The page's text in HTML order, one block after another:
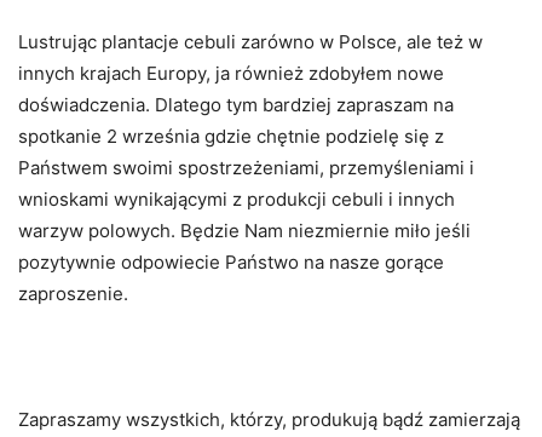
Lustrując plantacje cebuli zarówno w Polsce, ale też w
innych krajach Europy, ja również zdobyłem nowe
doświadczenia. Dlatego tym bardziej zapraszam na
spotkanie 2 września gdzie chętnie podzielę się z
Państwem swoimi spostrzeżeniami, przemyśleniami i
wnioskami wynikającymi z produkcji cebuli i innych
warzyw polowych. Będzie Nam niezmiernie miło jeśli
pozytywnie odpowiecie Państwo na nasze gorące
zaproszenie.
Zapraszamy wszystkich, którzy, produkują bądź zamierzają